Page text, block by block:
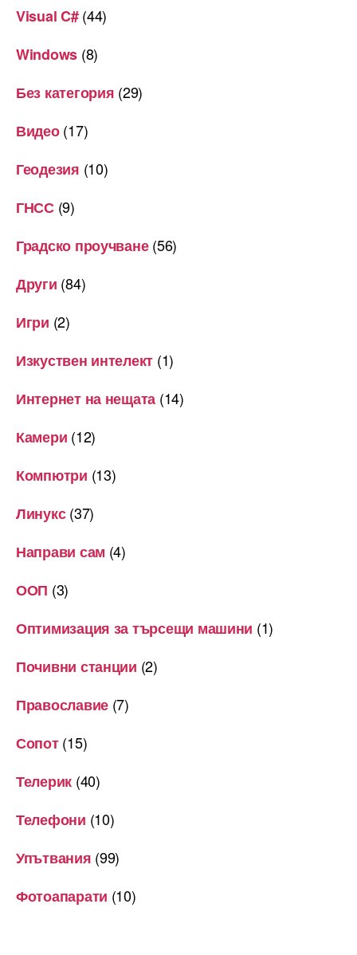
Visual C#(44)
Windows (8)
Без категория (29)
Видео(17)
Геодезия (10)
ГНСС(9)
Градско проучване(56)
Други (84)
Игри (2)
Изкуствен интелект (1)
Интернет на нещата (14)
Камери (12)
Компютри (13)
Линукс(37)
Направи сам (4)
ООП (3)
Оптимизация за търсещи машини (1)
Почивни станции (2)
Православие (7)
Сопот(15)
Телерик (40)
Телефони (10)
Упътвания (99)
Фотоапарати (10)